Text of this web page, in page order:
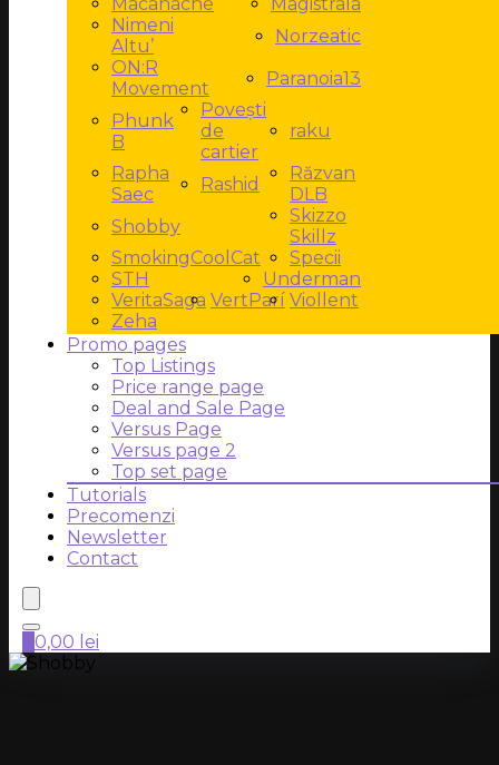
Nimeni
Altu’
Norzeatic
ON:R
Movement
Paranoia13
Phunk
B
Povești
de
cartier
raku
Rapha
Saec
Rashid
Răzvan
DLB
Shobby
Skizzo
Skillz
SmokingCoolCat
Specii
STH
Underman
VeritaSaga VertParí Viollent
Zeha
Promo pages
Top Listings
Price range page
Deal and Sale Page
Versus Page
Versus page 2
Top set page
Tutorials
Precomenzi
Newsletter
Contact
0,00 lei